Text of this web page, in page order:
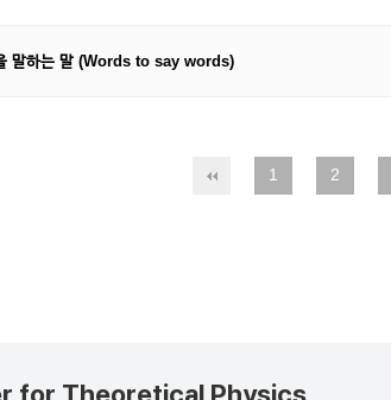
말하는 말 (Words to say words)
1 2